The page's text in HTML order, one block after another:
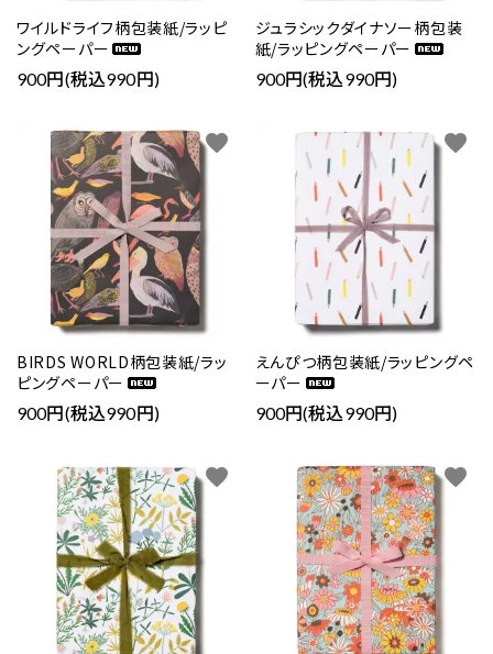
ワイルドライフ柄包装紙/ラッピ
ングペーパー
900円(税込990円)
ジュラシックダイナソー柄包装
紙/ラッピングペーパー
900円(税込990円)
BIRDS WORLD柄包装紙/ラッ
ピングペーパー
900円(税込990円)
favorite
えんぴつ柄包装紙/ラッピングペ
ーパー
900円(税込990円)
favorite
favorite favorite